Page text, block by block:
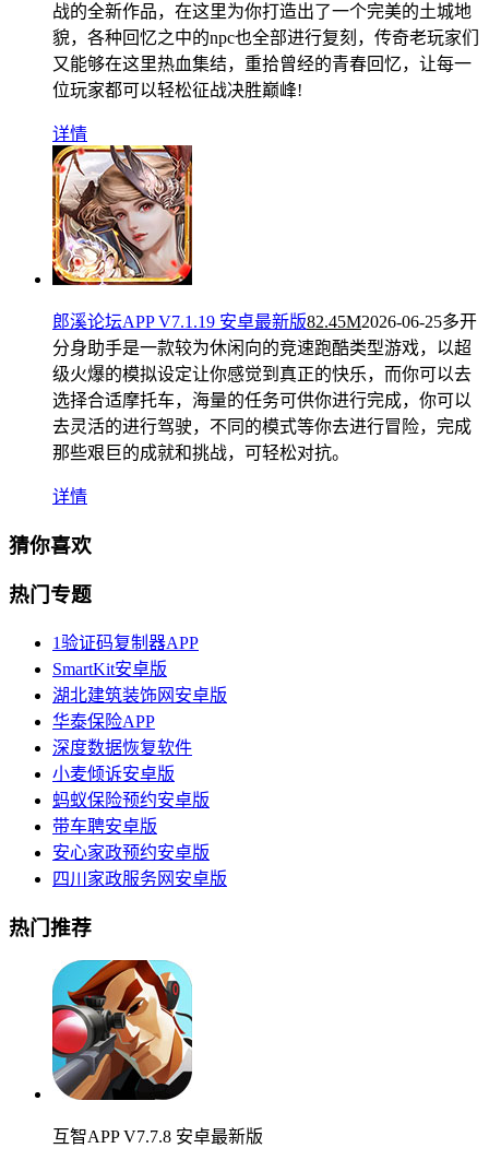
战的全新作品，在这里为你打造出了一个完美的土城地
貌，各种回忆之中的npc也全部进行复刻，传奇老玩家们
又能够在这里热血集结，重拾曾经的青春回忆，让每一
位玩家都可以轻松征战决胜巅峰!
详情
郎溪论坛APP V7.1.19 安卓最新版82.45M2026-06-25多开
分身助手是一款较为休闲向的竞速跑酷类型游戏，以超
级火爆的模拟设定让你感觉到真正的快乐，而你可以去
选择合适摩托车，海量的任务可供你进行完成，你可以
去灵活的进行驾驶，不同的模式等你去进行冒险，完成
那些艰巨的成就和挑战，可轻松对抗。
详情
猜你喜欢
热门专题
1验证码复制器APP
SmartKit安卓版
湖北建筑装饰网安卓版
华泰保险APP
深度数据恢复软件
小麦倾诉安卓版
蚂蚁保险预约安卓版
带车聘安卓版
安心家政预约安卓版
四川家政服务网安卓版
热门推荐
互智APP V7.7.8 安卓最新版